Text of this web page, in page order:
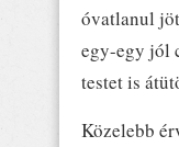
óvatlanul
egy-egy jól
testet is
Közelebb